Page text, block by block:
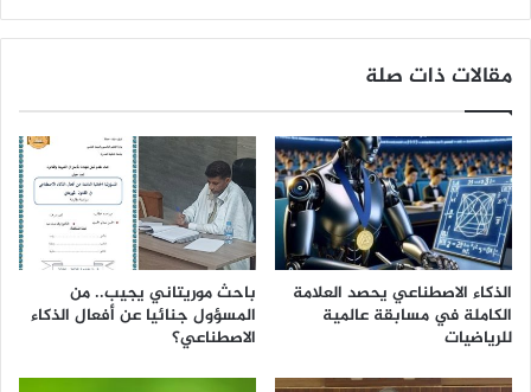
مقالات ذات صلة
الذكاء الاصطناعي يحصد العلامة
الكاملة في مسابقة عالمية
للرياضيات
باحث موريتاني يجيب.. من
المسؤول جنائيا عن أفعال الذكاء
الاصطناعي؟